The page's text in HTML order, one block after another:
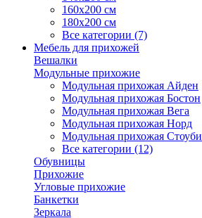
160х200 см
180х200 см
Все категории (7)
Мебель для прихожей
Вешалки
Модульные прихожие
Модульная прихожая Айден
Модульная прихожая Бостон
Модульная прихожая Вега
Модульная прихожая Норд
Модульная прихожая Стоуби
Все категории (12)
Обувницы
Прихожие
Угловые прихожие
Банкетки
Зеркала